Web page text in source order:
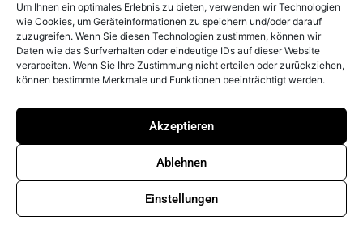
Um Ihnen ein optimales Erlebnis zu bieten, verwenden wir Technologien
wie Cookies, um Geräteinformationen zu speichern und/oder darauf
zuzugreifen. Wenn Sie diesen Technologien zustimmen, können wir
Daten wie das Surfverhalten oder eindeutige IDs auf dieser Website
verarbeiten. Wenn Sie Ihre Zustimmung nicht erteilen oder zurückziehen,
können bestimmte Merkmale und Funktionen beeinträchtigt werden.
Akzeptieren
Ablehnen
Einstellungen
CONTACT
Peter Prinzing
GmbH
Siechenlach 2
Urspring
Allemagne
info@prinzing.eu
96100
LÉGAL
Mentions
légales
Politique de
confidentialité
Whistleblowerstelle
cookies (UE)